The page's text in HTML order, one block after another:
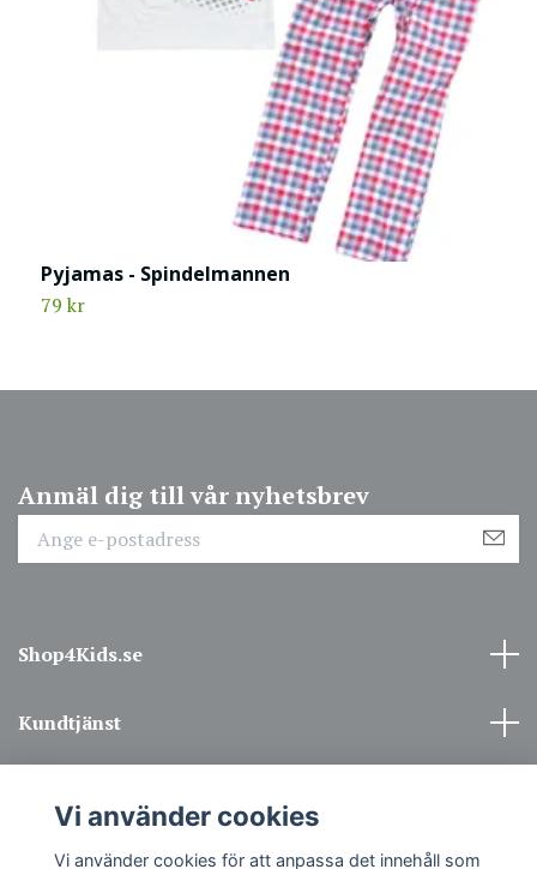
Pyjamas - Spindelmannen
79 kr
Anmäl dig till vår nyhetsbrev
Shop4Kids.se
Kundtjänst
Sociala medier
Vi använder cookies
Vi använder cookies för att anpassa det innehåll som